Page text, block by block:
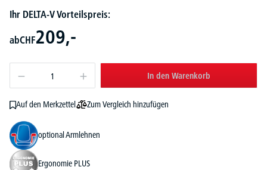
Ihr DELTA-V Vorteilspreis:
abCHF209,-
In den Warenkorb
Auf den Merkzettel Zum Vergleich hinzufügen
optional Armlehnen
Ergonomie PLUS